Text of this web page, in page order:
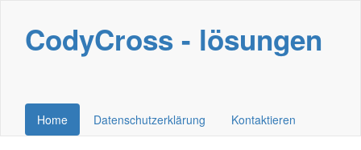
CodyCross - lösungen
Home Datenschutzerklärung Kontaktieren